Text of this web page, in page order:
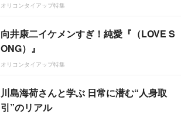
オリコンタイアップ特集
向井康二イケメンすぎ！純愛『（LOVE S
ONG）』
オリコンタイアップ特集
川島海荷さんと学ぶ 日常に潜む“人身取
引”のリアル